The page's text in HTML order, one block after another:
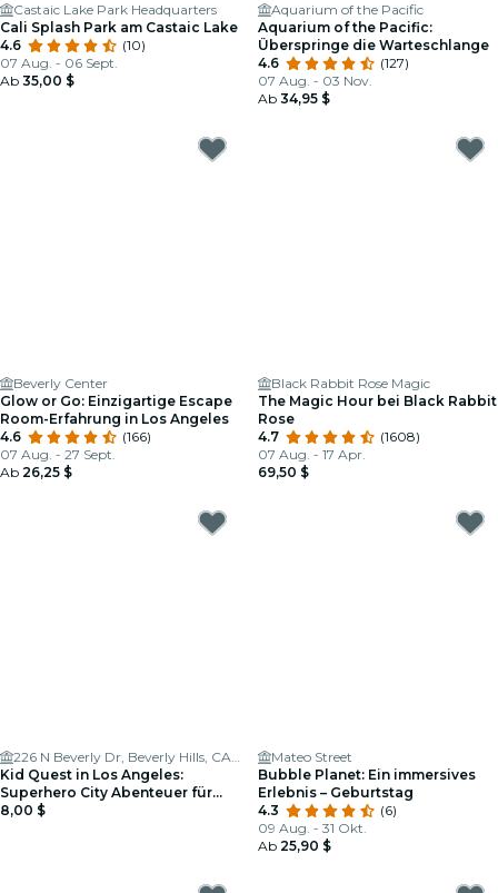
Castaic Lake Park Headquarters
Cali Splash Park am Castaic Lake
4.6
(10)
07 Aug. - 06 Sept.
Ab 35,00 $
Aquarium of the Pacific
Aquarium of the Pacific:
Überspringe die Warteschlange
4.6
(127)
07 Aug. - 03 Nov.
Ab 34,95 $
Beverly Center
Glow or Go: Einzigartige Escape
Room-Erfahrung in Los Angeles
4.6
(166)
07 Aug. - 27 Sept.
Ab 26,25 $
Black Rabbit Rose Magic
The Magic Hour bei Black Rabbit
Rose
4.7
(1608)
07 Aug. - 17 Apr.
69,50 $
226 N Beverly Dr, Beverly Hills, CA 90210, USA
Kid Quest in Los Angeles:
Superhero City Abenteuer für
Kinder (im Alter von 4–8 Jahren)
8,00 $
Mateo Street
Bubble Planet: Ein immersives
Erlebnis – Geburtstag
4.3
(6)
09 Aug. - 31 Okt.
Ab 25,90 $